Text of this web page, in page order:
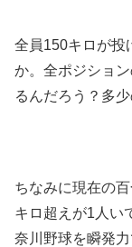
全員150キロが投
か。全ポジショ
るんだろう？多
ちなみに現在の
キロ超えが1人い
奈川野球を瞬発